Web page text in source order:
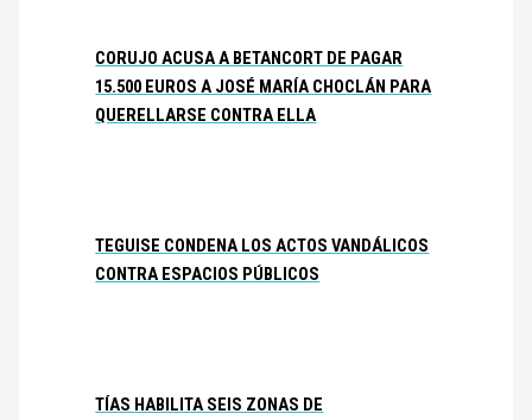
CORUJO ACUSA A BETANCORT DE PAGAR
15.500 EUROS A JOSÉ MARÍA CHOCLÁN PARA
QUERELLARSE CONTRA ELLA
TEGUISE CONDENA LOS ACTOS VANDÁLICOS
CONTRA ESPACIOS PÚBLICOS
TÍAS HABILITA SEIS ZONAS DE